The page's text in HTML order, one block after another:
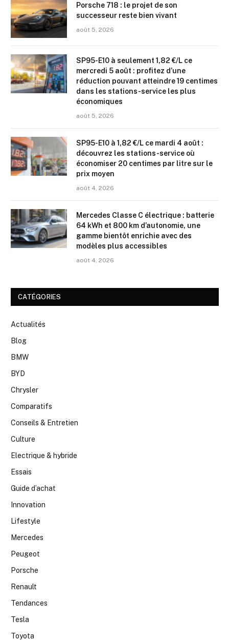
Porsche 718 : le projet de son
successeur reste bien vivant
août 5, 2026
SP95-E10 à seulement 1,82 €/L ce
mercredi 5 août : profitez d’une
réduction pouvant atteindre 19 centimes
dans les stations-service les plus
économiques
août 5, 2026
SP95-E10 à 1,82 €/L ce mardi 4 août :
découvrez les stations-service où
économiser 20 centimes par litre sur le
prix moyen
août 4, 2026
Mercedes Classe C électrique : batterie
64 kWh et 800 km d’autonomie, une
gamme bientôt enrichie avec des
modèles plus accessibles
août 4, 2026
CATÉGORIES
Actualités
Blog
BMW
BYD
Chrysler
Comparatifs
Conseils & Entretien
Culture
Electrique & hybride
Essais
Guide d’achat
Innovation
Lifestyle
Mercedes
Peugeot
Porsche
Renault
Tendances
Tesla
Toyota